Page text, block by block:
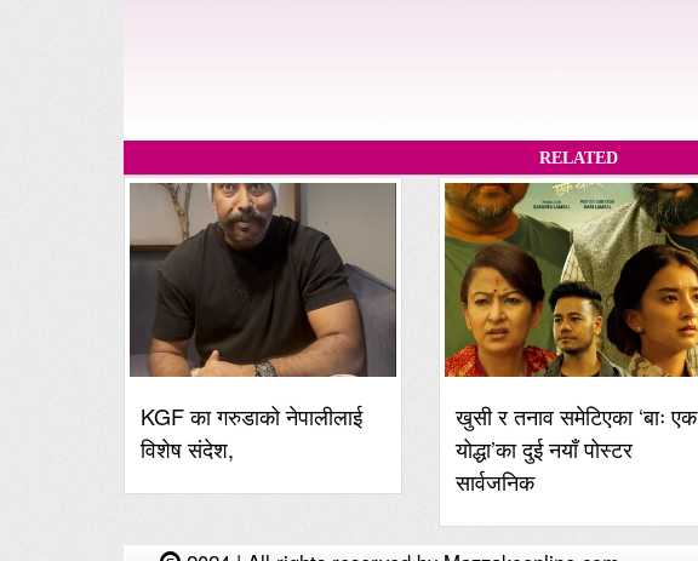
RELATED
KGF का गरुडाको नेपालीलाई
विशेष संदेश,
खुसी र तनाव समेटिएका ‘बाः एक
योद्धा’का दुई नयाँ पोस्टर
सार्वजनिक